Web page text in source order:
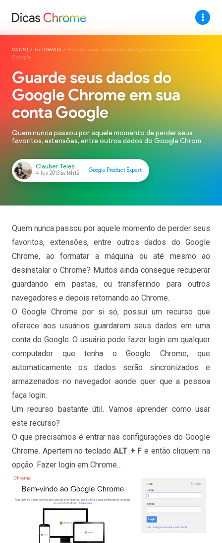
INÍCIO / TUTORIAIS / Guarde seus dados do Google Chrome em sua conta
Google
Guarde seus dados do
Google Chrome em sua
conta Google
Quem nunca passou por aquele momento de perder seus
favoritos, extensões, entre outros dados do Google Chrome,
pastas, ou transferindo para outros navegadores e depois
retornando ao Chrome. O Google Chrome por si só, possui um
recurso que […]
Clauber Teles
Quem nunca passou por aquele momento de perder seus
favoritos, extensões, entre outros dados do Google
Chrome, ao formatar a máquina ou até mesmo ao
desinstalar o Chrome? Muitos ainda consegue recuperar
guardando em pastas, ou transferindo para outros
navegadores e depois retornando ao Chrome.
O Google Chrome por si só, possui um recurso que
oferece aos usuários guardarem seus dados em uma
conta do Google. O usuário pode fazer login em qualquer
computador que tenha o Google Chrome, que
automaticamente os dados serão sincronizados e
armazenados no navegador aonde quer que a pessoa
faça login.
Um recurso bastante útil. Vamos aprender como usar
este recurso?
O que precisamos é entrar nas configurações do Google
Chrome. Apertem no teclado ALT + F e então cliquem na
opção: Fazer login em Chrome…